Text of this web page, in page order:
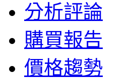
分析評論
購買報告
價格趨勢